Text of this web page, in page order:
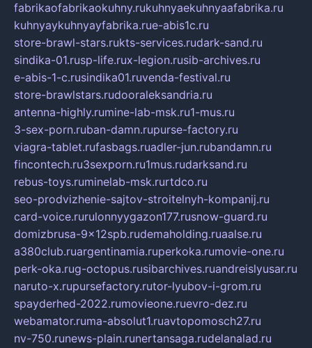
fabrikaofabrikaokuhny.rukuhnyaekuhnyaafabrika.ru
kuhnyaykuhnyayfabrika.rue-abis1c.ru
store-brawl-stars.rukts-services.rudark-sand.ru
sindika-01.rusp-life.rux-legion.rusib-archives.ru
e-abis-1-c.rusindika01.ruvenda-festival.ru
store-brawlstars.rudooraleksandria.ru
antenna-highly.rumine-lab-msk.ru1-mus.ru
3-sex-porn.ruban-damn.rupurse-factory.ru
viagra-tablet.rufasbags.ruadler-jun.rubandamn.ru
fincontech.ru3sexporn.ru1mus.rudarksand.ru
rebus-toys.ruminelab-msk.rurtdco.ru
seo-prodvizhenie-sajtov-stroitelnyh-kompanij.ru
card-voice.rurulonnyygazon177.rusnow-guard.ru
domizbrusa-9x12spb.rudemaholding.ruaalse.ru
a380club.ruargentinamia.ruperkoka.rumovie-one.ru
perk-oka.rug-octopus.rusibarchives.ruandreislyusar.ru
naruto-x.rupursefactory.rutor-lyubov-i-grom.ru
spayderhed-2022.rumovieone.ruevro-dez.ru
webamator.ruma-absolut1.ruavtopomosch27.ru
nv-750.runews-plain.runertansaga.rudelanalad.ru